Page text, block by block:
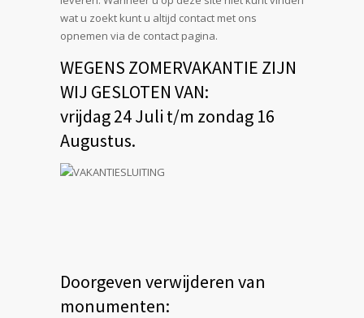
wat u zoekt kunt u altijd contact met ons
opnemen via de contact pagina.
WEGENS ZOMERVAKANTIE ZIJN
WIJ GESLOTEN VAN:
vrijdag 24 Juli t/m zondag 16
Augustus.
Doorgeven verwijderen van
monumenten: